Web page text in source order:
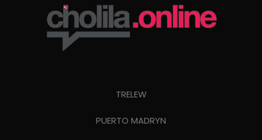
TRELEW
PUERTO MADRYN